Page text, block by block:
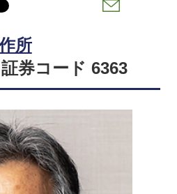
所
券コード 6363